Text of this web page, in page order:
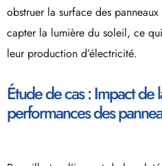
obstruer la surface des
capter la lumière du soleil, ce
leur production d’électricité.
Étude de cas : Impact de
performances des